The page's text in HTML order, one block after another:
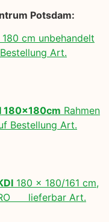
Potsdam:
cm unbehandelt
Art.
180x180cm Rahmen
Bestellung Art.
180 x 180/161 cm,
lieferbar Art.